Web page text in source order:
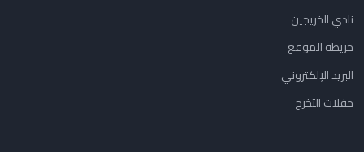
نادي الخريجين
خريطة الموقع
البريد الإلكتروني
حفلات التخرج